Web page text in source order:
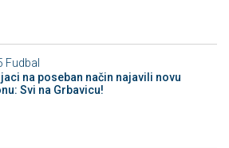
Fudbal
na poseban način najavili novu
Svi na Grbavicu!